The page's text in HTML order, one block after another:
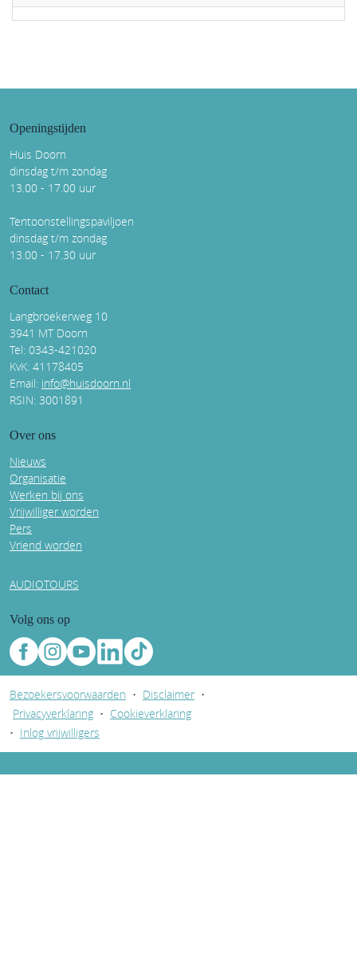
Openingstijden
Huis Doorn
dinsdag t/m zondag
13.00 - 17.00 uur
Tentoonstellingspaviljoen
dinsdag t/m zondag
13.00 - 17.30 uur
Contact
Langbroekerweg 10
3941 MT Doorn
Tel: 0343-421020
KvK: 41178405
Email: info@huisdoorn.nl
RSIN: 3001891
Over ons
Nieuws
Organisatie
Werken bij ons
Vrijwilliger worden
Pers
Vriend worden
AUDIOTOURS
Volg ons op
Bezoekersvoorwaarden • Disclaimer •
Privacyverklaring • Cookieverklaring
• Inlog vrijwilligers